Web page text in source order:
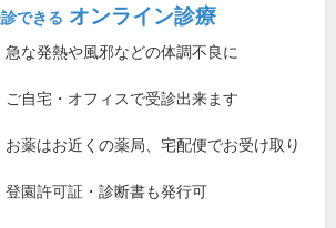
できる オンライン診療
急な発熱や風邪などの体調不良に
ご自宅・オフィスで受診出来ます
お薬はお近くの薬局、宅配便でお受け取り
登園許可証・診断書も発行可